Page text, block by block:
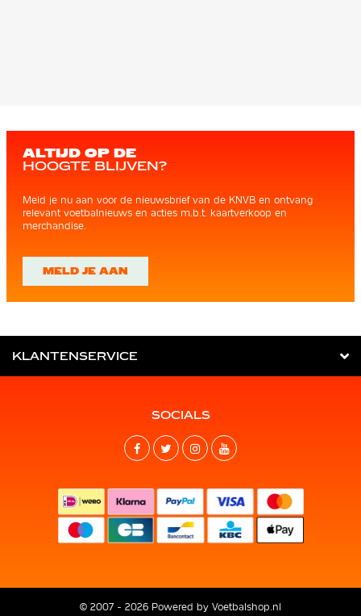
ALTIJD OP DE
HOOGTE BLIJVEN?
Meld je nu aan voor de nieuwsbrief van de KNVB en ontvang
relevant voetbalnieuws en acties m.b.t. kaartverkoop en
merchandise.
MELD JE AAN
KLANTENSERVICE
SOCIALS
© 2007 - 2026 Powered by Voetbalshop.nl